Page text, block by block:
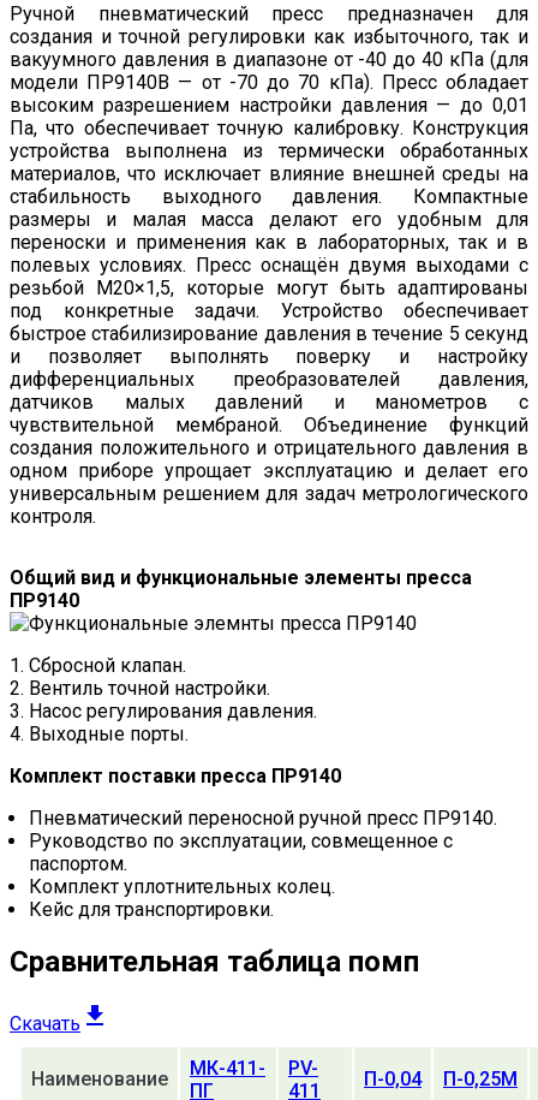
Ручной пневматический пресс предназначен для
создания и точной регулировки как избыточного, так и
вакуумного давления в диапазоне от -40 до 40 кПа (для
модели ПР9140B — от -70 до 70 кПа). Пресс обладает
высоким разрешением настройки давления — до 0,01
Па, что обеспечивает точную калибровку. Конструкция
устройства выполнена из термически обработанных
материалов, что исключает влияние внешней среды на
стабильность выходного давления. Компактные
размеры и малая масса делают его удобным для
переноски и применения как в лабораторных, так и в
полевых условиях. Пресс оснащён двумя выходами с
резьбой M20×1,5, которые могут быть адаптированы
под конкретные задачи. Устройство обеспечивает
быстрое стабилизирование давления в течение 5 секунд
и позволяет выполнять поверку и настройку
дифференциальных преобразователей давления,
датчиков малых давлений и манометров с
чувствительной мембраной. Объединение функций
создания положительного и отрицательного давления в
одном приборе упрощает эксплуатацию и делает его
универсальным решением для задач метрологического
контроля.
Общий вид и функциональные элементы пресса
ПР9140
Сбросной клапан.
Вентиль точной настройки.
Насос регулирования давления.
Выходные порты.
Комплект поставки пресса ПР9140
Пневматический переносной ручной пресс ПР9140.
Руководство по эксплуатации, совмещенное с
паспортом.
Комплект уплотнительных колец.
Кейс для транспортировки.
Сравнительная таблица помп
Скачать
Наименование
МК-411-
ПГ
PV-
411
П-0,04 П-0,25М